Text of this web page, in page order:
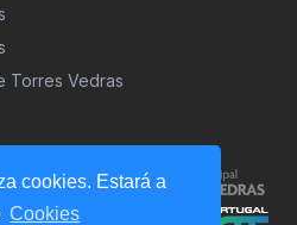
cookies. Estará a
Cookies
Torres Vedras